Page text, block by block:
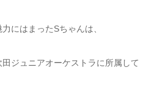
にはまったSちゃんは、
ジュニアオーケストラに所属して